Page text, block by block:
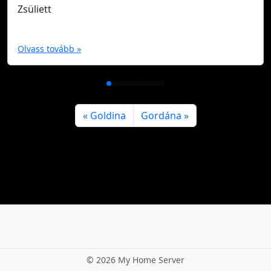
Zsüliett
Olvass tovább »
Goldina Gordána
© 2026 My Home Server